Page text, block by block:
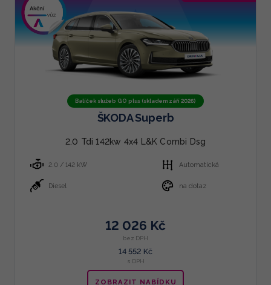
Balíček služeb GO plus (skladem září 2026)
ŠKODA Superb
2.0 Tdi 142kw 4x4 L&K Combi Dsg
2.0 / 142 kW Automatická
Diesel na dotaz
12 026 Kč
bez DPH
14 552 Kč
s DPH
ZOBRAZIT NABÍDKU